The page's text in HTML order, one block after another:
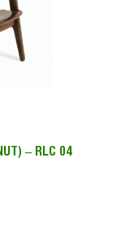
– RLC 04